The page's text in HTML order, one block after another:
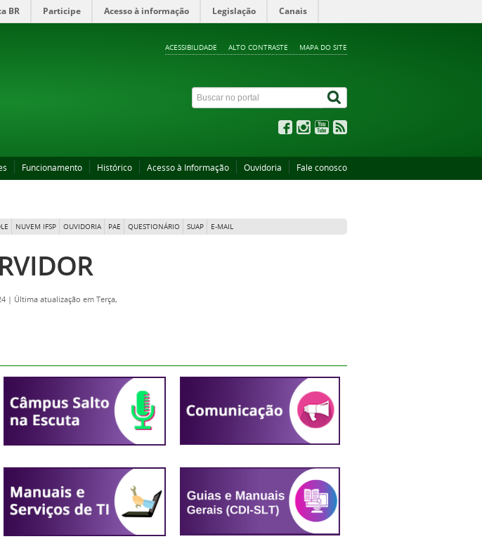
BR Participe Acesso à informação Legislação Canais
ACESSIBILIDADE ALTO CONTRASTE MAPA DO SITE
Funcionamento Histórico Acesso à Informação Ouvidoria Fale conosco
NUVEM IFSP OUVIDORIA PAE QUESTIONÁRIO SUAP E-MAIL
| Última atualização em Terça,